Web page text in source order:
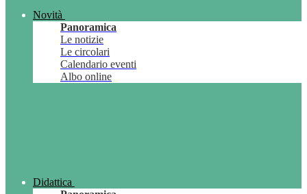
Novità
Panoramica
Le notizie
Le circolari
Calendario eventi
Albo online
Didattica